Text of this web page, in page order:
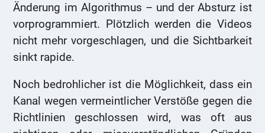
Änderung im Algorithmus – und der Absturz ist
vorprogrammiert. Plötzlich werden die Videos
nicht mehr vorgeschlagen, und die Sichtbarkeit
sinkt rapide.
Noch bedrohlicher ist die Möglichkeit, dass ein
Kanal wegen vermeintlicher Verstöße gegen die
Richtlinien geschlossen wird, was oft aus